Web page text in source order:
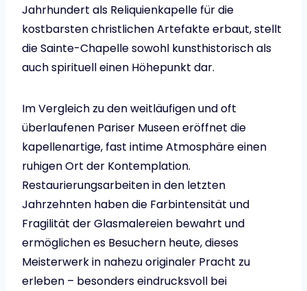
Jahrhundert als Reliquienkapelle für die
kostbarsten christlichen Artefakte erbaut, stellt
die Sainte-Chapelle sowohl kunsthistorisch als
auch spirituell einen Höhepunkt dar.
Im Vergleich zu den weitläufigen und oft
überlaufenen Pariser Museen eröffnet die
kapellenartige, fast intime Atmosphäre einen
ruhigen Ort der Kontemplation.
Restaurierungsarbeiten in den letzten
Jahrzehnten haben die Farbintensität und
Fragilität der Glasmalereien bewahrt und
ermöglichen es Besuchern heute, dieses
Meisterwerk in nahezu originaler Pracht zu
erleben – besonders eindrucksvoll bei